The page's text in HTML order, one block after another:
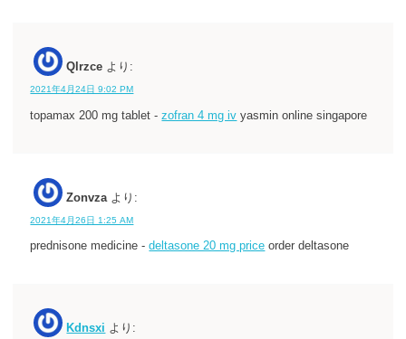
Qlrzce より:
2021年4月24日 9:02 PM
topamax 200 mg tablet -zofran 4 mg iv yasmin online singapore
Zonvza より:
2021年4月26日 1:25 AM
prednisone medicine -deltasone 20 mg price order deltasone
Kdnsxi より: